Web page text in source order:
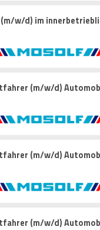
w/d) im
(m/w/d)
(m/w/d)
(m/w/d)